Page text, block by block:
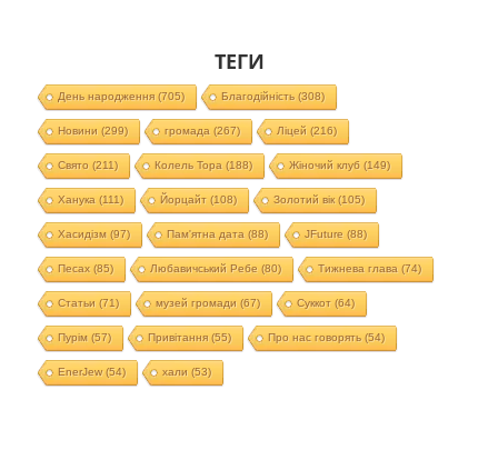
ТЕГИ
День народження(705) Благодійність (308)
Новини (299) громада (267) Ліцей (216)
Свято (211) Колель Тора (188) Жіночий клуб (149)
Ханука (111) Йорцайт (108) Золотий вік(105)
Хасидізм (97) Пам'ятна дата (88) JFuture (88)
Песах(85) Любавичський Ребе (80) Тижнева глава (74)
Статьи (71) музей громади (67) Суккот (64)
Пурім (57) Привітання(55) Про нас говорять (54)
EnerJew(54) хали (53)